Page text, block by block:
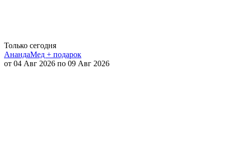
Только сегодня
АнандаМед + подарок
от 04 Авг 2026 по 09 Авг 2026